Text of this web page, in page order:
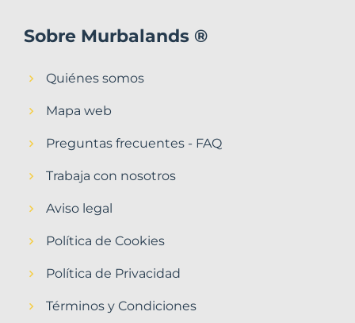
Sobre Murbalands ®
Quiénes somos
Mapa web
Preguntas frecuentes - FAQ
Trabaja con nosotros
Aviso legal
Política de Cookies
Política de Privacidad
Términos y Condiciones